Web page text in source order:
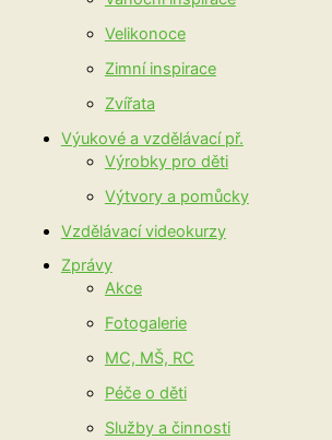
Velikonoce
Zimní inspirace
Zvířata
Výukové a vzdělávací př.
Výrobky pro děti
Výtvory a pomůcky
Vzdělávací videokurzy
Zprávy
Akce
Fotogalerie
MC, MŠ, RC
Péče o děti
Služby a činnosti